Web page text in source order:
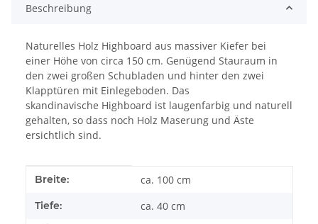
Beschreibung
Naturelles Holz Highboard aus massiver Kiefer bei
einer Höhe von circa 150 cm. Genügend Stauraum in
den zwei großen Schubladen und hinter den zwei
Klapptüren mit Einlegeboden. Das
skandinavische Highboard ist laugenfarbig und naturell
gehalten, so dass noch Holz Maserung und Äste
ersichtlich sind.
Produkteigenschaft
Wert
Breite: ca. 100 cm
Tiefe: ca. 40 cm